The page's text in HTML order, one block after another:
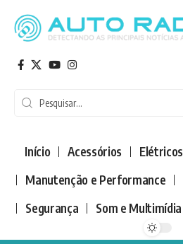
Início Acessórios Elétricos
Manutenção e Performance
Segurança
Som e Multimídia